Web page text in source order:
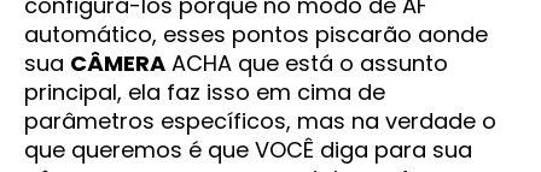
automático, esses pontos piscarão aonde
sua CÂMERA ACHA que está o assunto
principal, ela faz isso em cima de
parâmetros específicos, mas na verdade o
que queremos é que VOCÊ diga para sua